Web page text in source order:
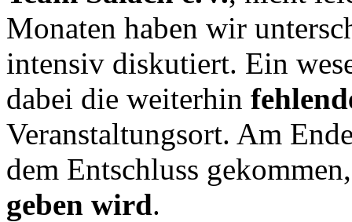
Monaten haben wir
intensiv diskutiert. Ein
dabei die weiterhin
Veranstaltungsort. Am
dem Entschluss
geben wird.